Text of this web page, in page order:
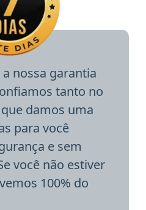
nossa garantia
tanto no
damos uma
para você
e sem
você não estiver
100% do